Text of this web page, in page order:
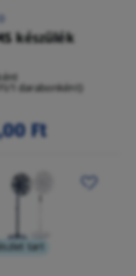
készülék
1 darabonként)
Ft
tart